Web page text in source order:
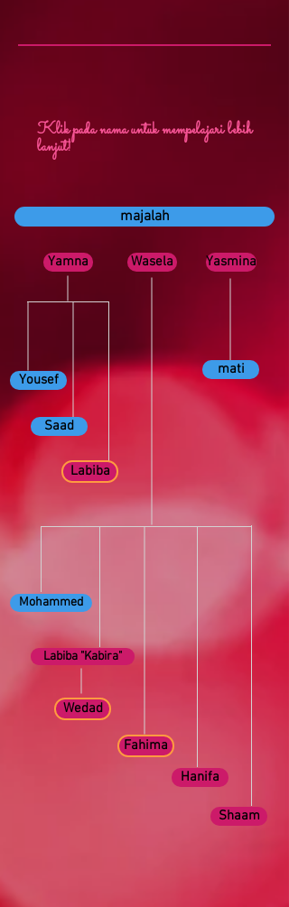
Klik pada nama untuk mempelajari lebih
lanjut!
majalah
Yamna Wasela Yasmina
Yousef
mati
Saad
Labiba
Mohammed
Labiba "Kabira"
Wedad
Fahima
Hanifa
Shaam